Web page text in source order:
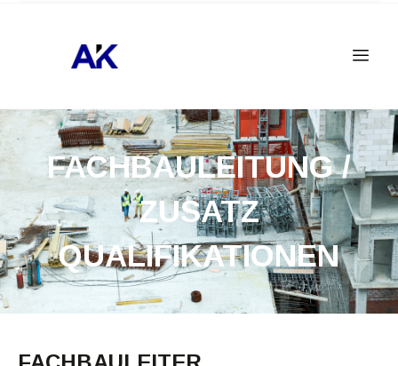
FACHBAULEITUNG /
ZUSATZ
QUALIFIKATIONEN